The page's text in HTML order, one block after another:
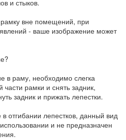
и стыков.
вне помещений, при
- ваше изображение может
в раму, необходимо слегка
части рамки и снять задник,
задник и прижать лепестки.
отгибании лепестков, данный вид
и не предназначен